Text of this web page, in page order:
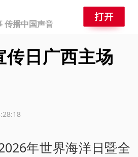
传播中国声音
传日广西主场
年世界海洋日暨全